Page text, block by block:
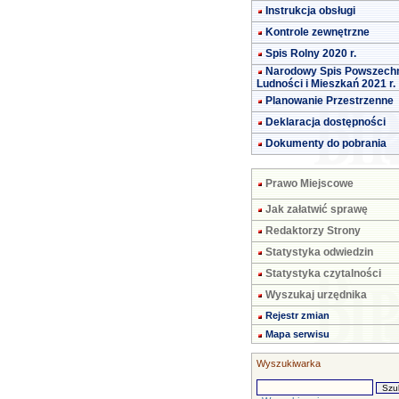
Instrukcja obsługi
Kontrole zewnętrzne
Spis Rolny 2020 r.
Narodowy Spis
Ludności i Mieszkań 2021 r.
Planowanie Przestrzenne
Deklaracja dostępności
Dokumenty do pobrania
Prawo Miejscowe
Jak załatwić sprawę
Redaktorzy Strony
Statystyka odwiedzin
Statystyka czytalności
Wyszukaj urzędnika
Rejestr zmian
Mapa serwisu
Wyszukiwarka